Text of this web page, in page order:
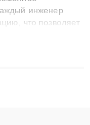
инженер
что позволяет
мастера